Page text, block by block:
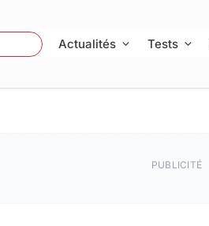
Actualités Tests
PUBLICITÉ